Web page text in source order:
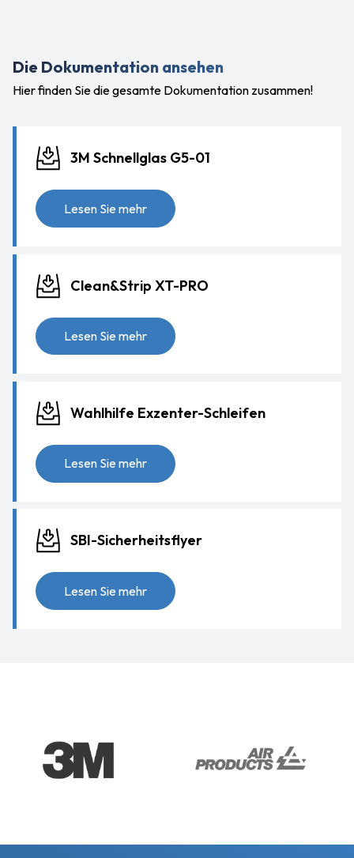
Die Dokumentation ansehen
Hier finden Sie die gesamte Dokumentation zusammen!
3M Schnellglas G5-01
Lesen Sie mehr
Clean&Strip XT-PRO
Lesen Sie mehr
Wahlhilfe Exzenter-Schleifen
Lesen Sie mehr
SBI-Sicherheitsflyer
Lesen Sie mehr